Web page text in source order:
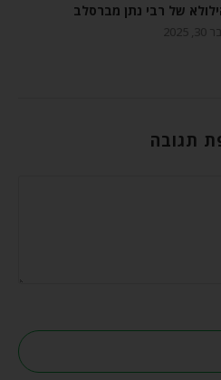
של רבי נתן מברסלב
2025
תגובה